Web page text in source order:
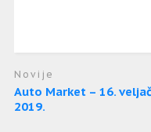
Novije
Auto Market – 16.
2019.